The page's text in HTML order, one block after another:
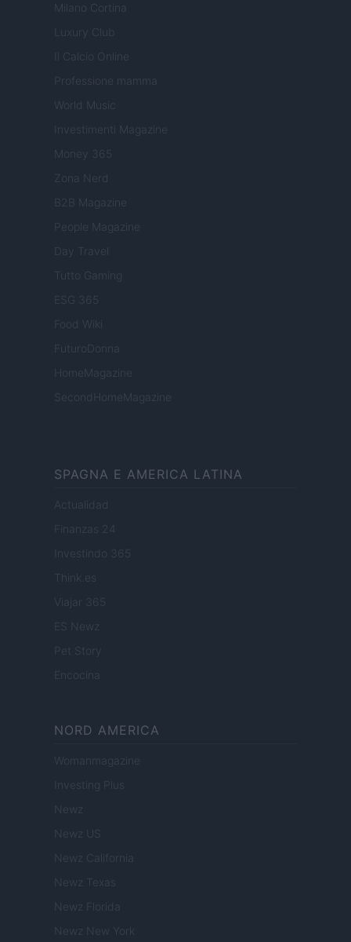
Milano Cortina
Luxury Club
Il Calcio Online
Professione mamma
World Music
Investimenti Magazine
Money 365
Zona Nerd
B2B Magazine
People Magazine
Day Travel
Tutto Gaming
ESG 365
Food Wiki
FuturoDonna
HomeMagazine
SecondHomeMagazine
SPAGNA E AMERICA LATINA
Actualidad
Finanzas 24
Investindo 365
Viajar 365
ES Newz
Pet Story
Encocina
NORD AMERICA
Womanmagazine
Investing Plus
Newz
Newz US
Newz California
Newz Texas
Newz Florida
Newz New York